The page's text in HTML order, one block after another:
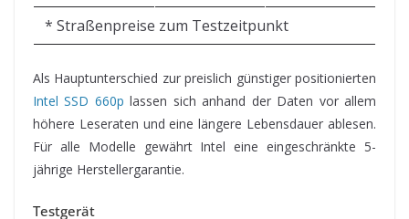
* Straßenpreise zum Testzeitpunkt
Als Hauptunterschied zur preislich günstiger positionierten
Intel SSD 660p lassen sich anhand der Daten vor allem
höhere Leseraten und eine längere Lebensdauer ablesen.
Für alle Modelle gewährt Intel eine eingeschränkte 5-
jährige Herstellergarantie.
Testgerät